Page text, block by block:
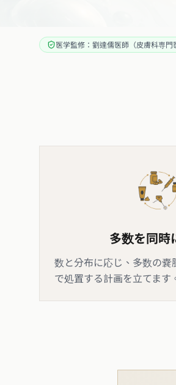
医学監修：劉達儒医師（皮膚科専
多数を同時
数と分布に応じ、多数の嚢
で処置する計画を立てます